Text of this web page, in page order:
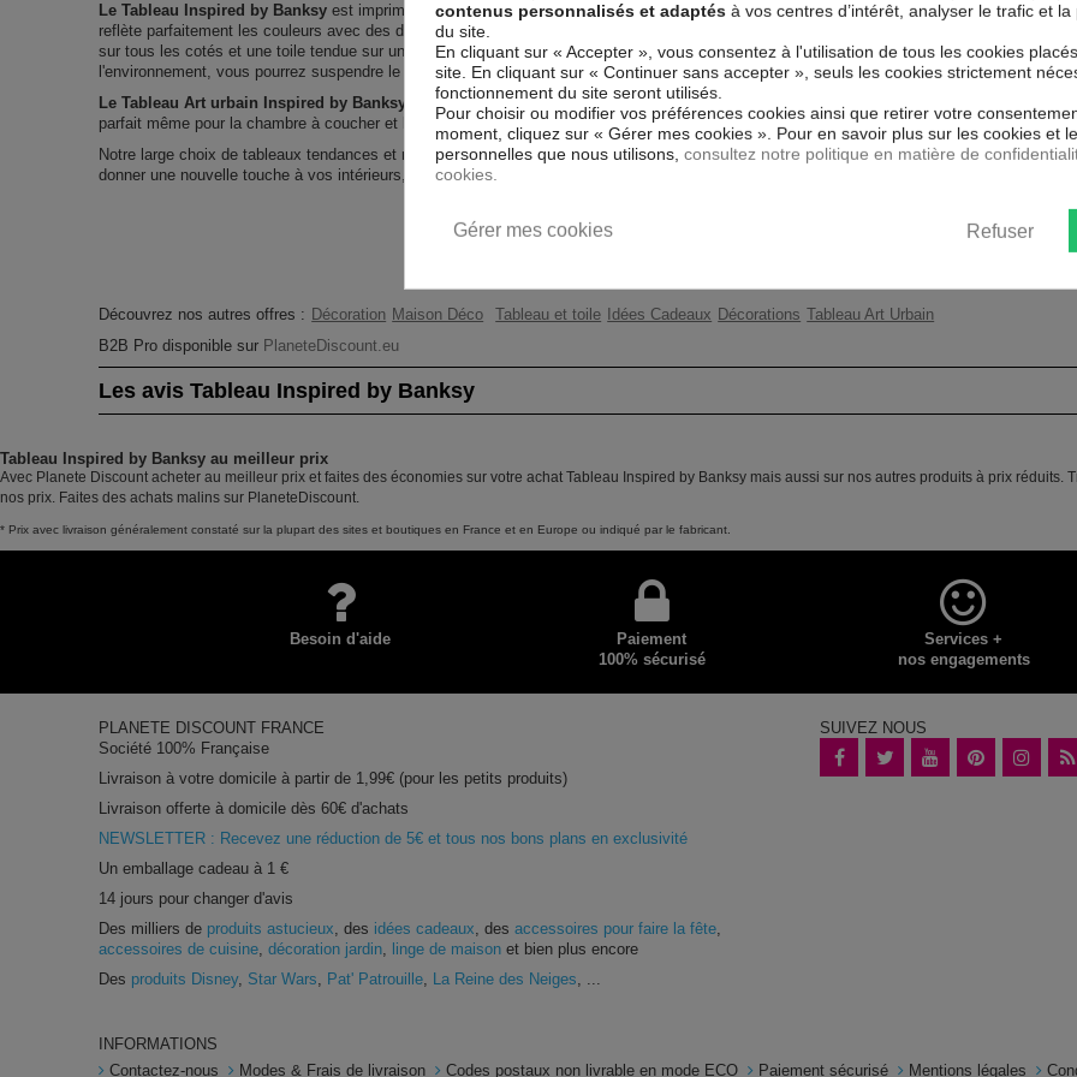
Le Tableau Inspired by Banksy est imprimé sur un papier intissé spécial et de haute qualité qui
reflète parfaitement les couleurs avec des détails parfaitement reproduits. Grâce à une impression
sur tous les cotés et une toile tendue sur un châssis fait de matériaux respectueux de
l'environnement, vous pourrez suspendre le tableau immédiatement sans avoir à l'encadrer.
Le Tableau Art urbain Inspired by Banksy
est résistant aux rayons UV, inodore et 100 % sûr,
parfait même pour la chambre à coucher et la chambre des enfants.
Notre large choix de tableaux tendances et modernes constituent un moyen simple et pas cher de
donner une nouvelle touche à vos intérieurs, il y en a pour tous les goût.
Thème
Impression
Découvrez nos autres offres : Décoration Maison Déco Tableau et toile Idées Cadeaux Décorations Tableau Art Urbain
B2B Pro disponible sur PlaneteDiscount.eu
Les avis Tableau Inspired by Banksy
Tableau Inspired by Banksy au meilleur prix
Avec Planete Discount acheter au meilleur prix et faites des économies sur votre achat Tableau Inspired by Banksy mais aussi sur nos autres produits à prix réduits.
nos prix. Faites des achats malins sur PlaneteDiscount.
* Prix avec livraison généralement constaté sur la plupart des sites et boutiques en France et en Europe ou indiqué par le fabricant.
Besoin d'aide
Paiement
100% sécurisé
Services +
nos engagements
PLANETE DISCOUNT FRANCE
Société 100% Française
Livraison à votre domicile à partir de 1,99€ (pour les petits produits)
Livraison offerte à domicile dès 60€ d'achats
NEWSLETTER : Recevez une réduction de 5€ et tous nos bons plans en exclusivité
Un emballage cadeau à 1 €
14 jours pour changer d'avis
Des milliers de produits astucieux , des idées cadeaux , desaccessoires pour faire la fête
accessoires de cuisine ,décoration jardin linge de maison et bien plus encore
Des produits Disney, Star Wars Pat' Patrouille La Reine des Neiges
SUIVEZ NOUS
INFORMATIONS
Contactez-nous
Modes & Frais de livraison Codes postaux non livrable en mode ECO Paiement sécurisé Mentions légales
contenus personnalisés et adaptés à vos centres d’intérêt, analyser le trafic et
du site.
En cliquant sur « Accepter », vous consentez à l'utilisation de tous les cookies
site. En cliquant sur « Continuer sans accepter », seuls les cookies strictement
fonctionnement du site seront utilisés.
Pour choisir ou modifier vos préférences cookies ainsi que retirer votre
moment, cliquez sur « Gérer mes cookies ». Pour en savoir plus sur les cookies et
personnelles que nous utilisons, consultez notre politique en matière de
cookies.
Refuser
Gérer mes cookies